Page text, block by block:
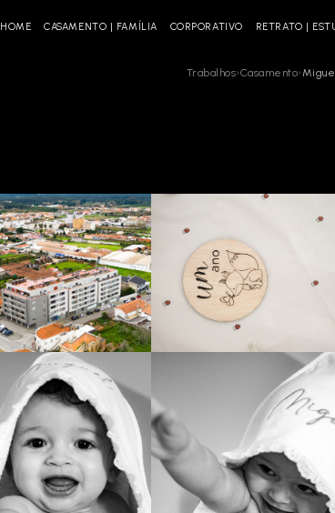
HOME CASAMENTO | FAMÍLIA CORPORATIVO RETRATO |
Trabalhos›Casamento›